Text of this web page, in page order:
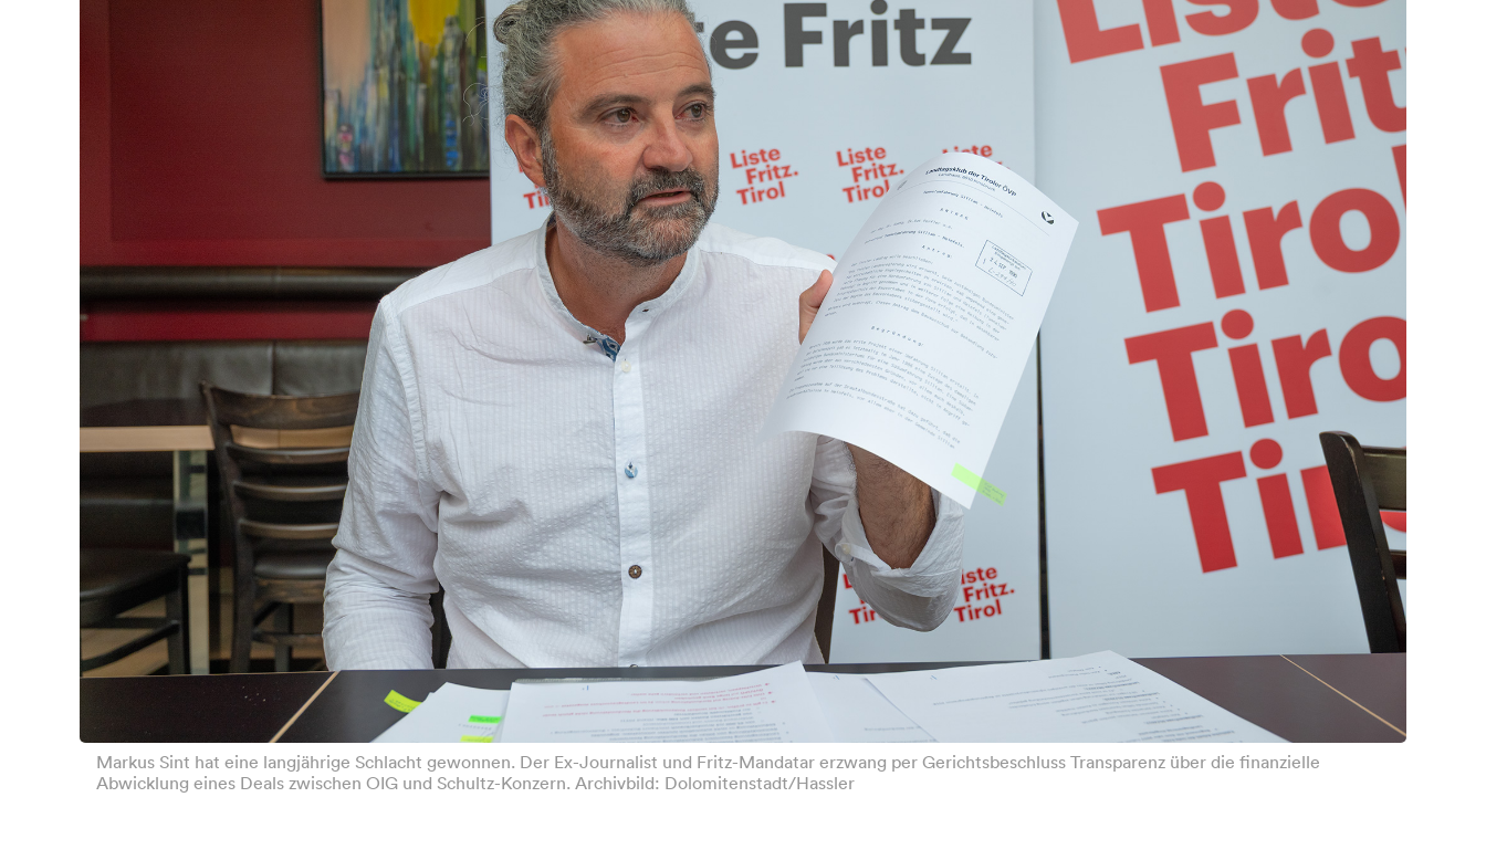
Markus Sint hat eine langjährige Schlacht gewonnen. Der Ex-Journalist und Fritz-Mandatar erzwang per Gerichtsbeschluss Transparenz über die finanzielle
Abwicklung eines Deals zwischen OIG und Schultz-Konzern. Archivbild: Dolomitenstadt/Hassler